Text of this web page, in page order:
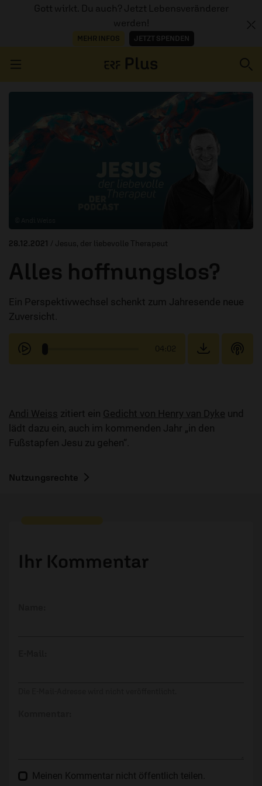
Gott wirkt. Du auch? Jetzt Lebensveränderer
werden!
MEHR INFOS JETZT SPENDEN
ERZÄHL MAL
AUDIOTHEK
28.12.2021 / Jesus, der liebevolle Therapeut
Alles hoffnungslos?
Ein Perspektivwechsel schenkt zum Jahresende neue
Zuversicht.
04:02
Andi Weiss zitiert ein Gedicht von Henry van Dyke und
lädt dazu ein, auch im kommenden Jahr „in den
Fußstapfen Jesu zu gehen“.
Nutzungsrechte
Ihr Kommentar
Meinen Kommentar nicht öffentlich teilen.